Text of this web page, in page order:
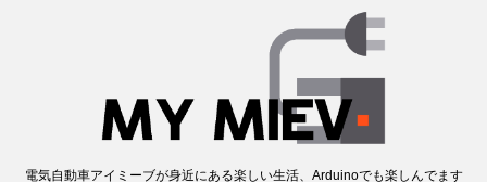
電気自動車アイミーブが身近にある楽しい生活、Arduinoでも楽しんでます